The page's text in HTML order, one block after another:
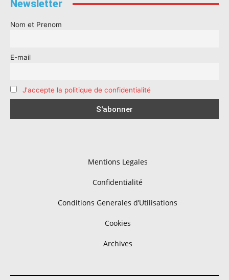
Newsletter
Nom et Prenom
E-mail
J'accepte la politique de confidentialité
Mentions Legales
Confidentialité
Conditions Generales d’Utilisations
Cookies
Archives